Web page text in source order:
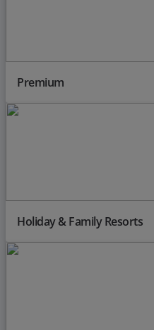
Premium
Holiday & Family Resorts